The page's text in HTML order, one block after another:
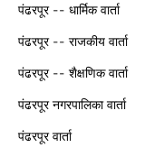
पंढरपूर -- धार्मिक वार्ता
पंढरपूर -- राजकीय वार्ता
पंढरपूर -- शैक्षणिक वार्ता
पंढरपूर नगरपालिका वार्ता
पंढरपूर वार्ता